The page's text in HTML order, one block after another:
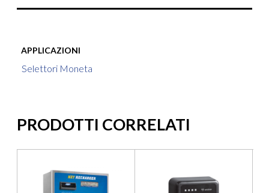
APPLICAZIONI
Selettori Moneta
PRODOTTI CORRELATI